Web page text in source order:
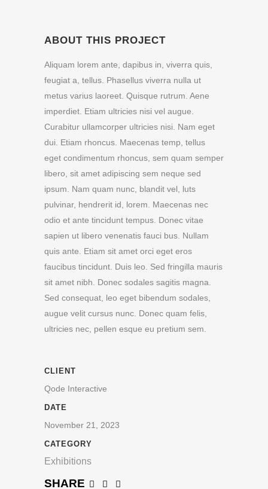
ABOUT THIS PROJECT
Aliquam lorem ante, dapibus in, viverra quis,
feugiat a, tellus. Phasellus viverra nulla ut
metus varius laoreet. Quisque rutrum. Aene
imperdiet. Etiam ultricies nisi vel augue.
Curabitur ullamcorper ultricies nisi. Nam eget
dui. Etiam rhoncus. Maecenas temp, tellus
eget condimentum rhoncus, sem quam semper
libero, sit amet adipiscing sem neque sed
ipsum. Nam quam nunc, blandit vel, luts
pulvinar, hendrerit id, lorem. Maecenas nec
odio et ante tincidunt tempus. Donec vitae
sapien ut libero venenatis fauci bus. Nullam
quis ante. Etiam sit amet orci eget eros
faucibus tincidunt. Duis leo. Sed fringilla mauris
sit amet nibh. Donec sodales sagitis magna.
Sed consequat, leo eget bibendum sodales,
augue velit cursus nunc. Donec quam felis,
ultricies nec, pellen esque eu pretium sem.
CLIENT
Qode Interactive
DATE
November 21, 2023
CATEGORY
Exhibitions
SHARE